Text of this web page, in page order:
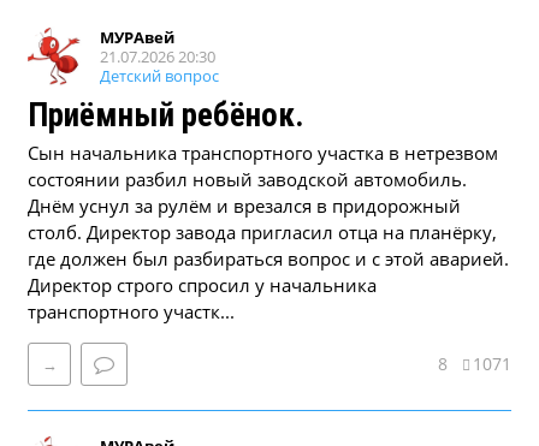
МУРАвей
21.07.2026 20:30
Детский вопрос
Приёмный ребёнок.
Сын начальника транспортного участка в нетрезвом
состоянии разбил новый заводской автомобиль.
Днём уснул за рулём и врезался в придорожный
столб. Директор завода пригласил отца на планёрку,
где должен был разбираться вопрос и с этой аварией.
Директор строго спросил у начальника
транспортного участк...
→ 8 1071